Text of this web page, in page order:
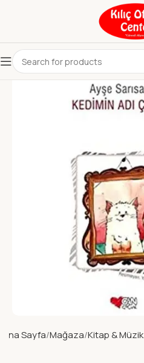
Ana Sayfa Mağaza Kitap & Müzik